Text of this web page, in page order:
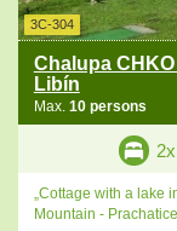
3C-304
Chalupa
Libín
Max. 10 persons
2x
„Cottage with a lake
Mountain -